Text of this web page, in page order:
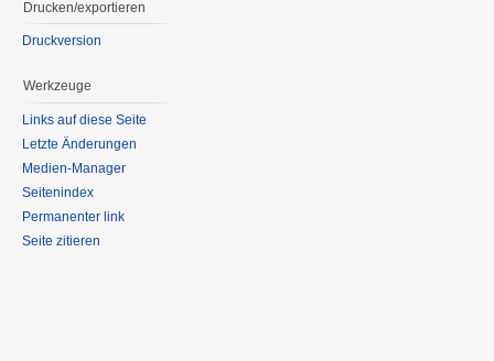
Drucken/exportieren
Druckversion
Werkzeuge
Links auf diese Seite
Letzte Änderungen
Medien-Manager
Seitenindex
Permanenter link
Seite zitieren